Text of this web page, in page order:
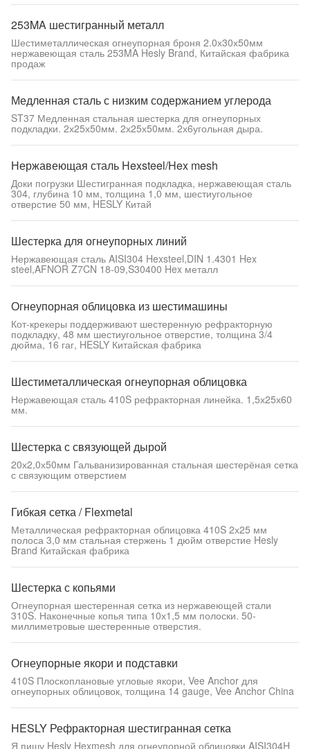
253MA шестигранный металл
Шестиметаллическая огнеупорная броня 2.0х30х50мм
нержавеющая сталь 253MA Hesly Brand, Китайская фабрика
продаж
Медленная сталь с низким содержанием углерода
ST37 Медленная стальная шестерка для огнеупорных
подкладки. 2х25х50мм. 2х25х50мм. 2х6угольная дыра.
Нержавеющая сталь Hexsteel/Hex mesh
Доки погрузки Шестигранная подкладка, нержавеющая сталь
304, глубина 10 мм, толщина 1,0 мм, шестиугольное
отверстие 50 мм, HESLY Китай
Шестерка для огнеупорных линий
Нержавеющая сталь AISI304 Hexsteel,DIN 1.4301 Hex
steel,AFNOR Z7CN 18-09,S30400 Hex металл
Огнеупорная облицовка из шестимашины
Кот-крекеры поддерживают шестеренную рефракторную
подкладку, 48 мм шестиугольное отверстие, толщина 3/4
дюйма, 16 гаг, HESLY Китайская фабрика
Шестиметаллическая огнеупорная облицовка
Нержавеющая сталь 410S рефракторная линейка. 1,5х25х60
мм.
Шестерка с связующей дырой
20х2,0х50мм Гальванизированная стальная шестерёная сетка
с связующим отверстием
Гибкая сетка / Flexmetal
Металлическая рефракторная облицовка 410S 2х25 мм
полоса 3,0 мм стальная стержень 1 дюйм отверстие Hesly
Brand Китайская фабрика
Шестерка с копьями
Огнеупорная шестеренная сетка из нержавеющей стали
310S. Наконечные копья типа 10х1,5 мм полоски. 50-
миллиметровые шестеренные отверстия.
Огнеупорные якори и подставки
410S Плоскоплановые угловые якори, Vee Anchor для
огнеупорных облицовок, толщина 14 gauge, Vee Anchor China
HESLY Рефракторная шестигранная сетка
Я пишу Hesly Hexmesh для огнеупорной облицовки AISI304H